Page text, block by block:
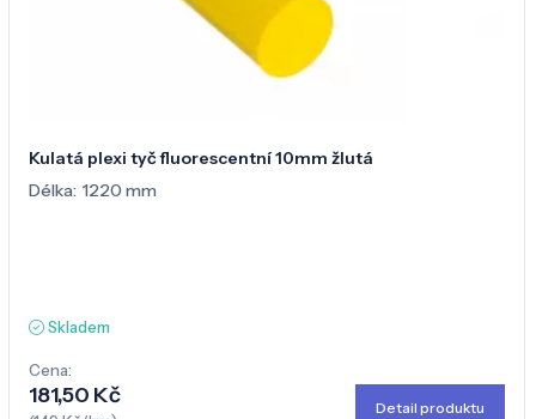
Kulatá plexi tyč fluorescentní 10mm žlutá
Délka: 1220 mm
Skladem
Cena:
181,50 Kč Detail produktu